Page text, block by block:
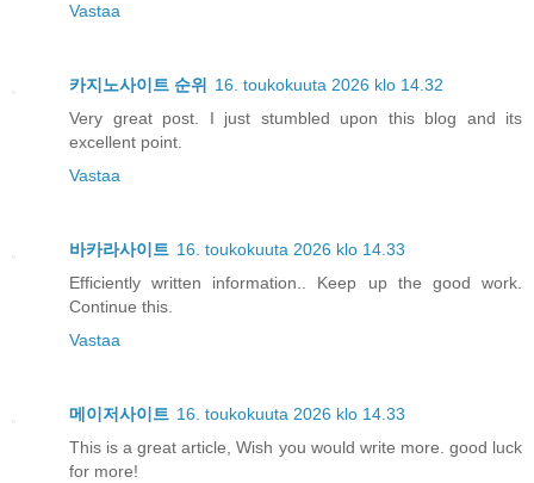
Vastaa
카지노사이트 순위
16. toukokuuta 2026 klo 14.32
Very great post. I just stumbled upon this blog and its
excellent point.
Vastaa
바카라사이트 16. toukokuuta 2026 klo 14.33
Efficiently written information.. Keep up the good work.
Continue this.
Vastaa
메이저사이트 16. toukokuuta 2026 klo 14.33
This is a great article, Wish you would write more. good luck
for more!